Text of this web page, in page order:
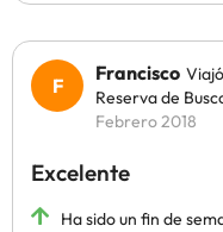
Francisco
Reserva de
Febrero 2018
Excelente
Ha sido un fin de